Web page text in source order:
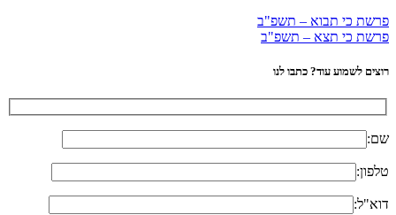
פרשת כי תבוא – תשפ"ב
פרשת כי תצא – תשפ"ב
רוצים לשמוע עוד? כתבו לנו
שם:
טלפון:
דוא"ל: